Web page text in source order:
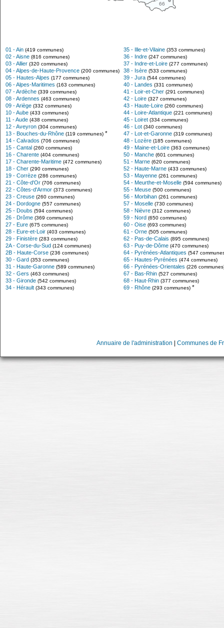
66
01 - Ain (419 communes)
02 - Aisne (816 communes)
03 - Allier (320 communes)
04 - Alpes-de-Haute-Provence (200 communes)
05 - Hautes-Alpes (177 communes)
06 - Alpes-Maritimes (163 communes)
07 - Ardèche (339 communes)
08 - Ardennes (463 communes)
09 - Ariège (332 communes)
10 - Aube (433 communes)
11 - Aude (438 communes)
12 - Aveyron (304 communes)
13 - Bouches-du-Rhône (119 communes) *
14 - Calvados (706 communes)
15 - Cantal (260 communes)
16 - Charente (404 communes)
17 - Charente-Maritime (472 communes)
18 - Cher (290 communes)
19 - Corrèze (286 communes)
21 - Côte-d'Or (706 communes)
22 - Côtes-d'Armor (373 communes)
23 - Creuse (260 communes)
24 - Dordogne (557 communes)
25 - Doubs (594 communes)
26 - Drôme (369 communes)
27 - Eure (675 communes)
28 - Eure-et-Loir (403 communes)
29 - Finistère (283 communes)
2A - Corse-du-Sud (124 communes)
2B - Haute-Corse (236 communes)
30 - Gard (353 communes)
31 - Haute-Garonne (589 communes)
32 - Gers (463 communes)
33 - Gironde (542 communes)
34 - Hérault (343 communes)
35 - Ille-et-Vilaine (353 communes)
36 - Indre (247 communes)
37 - Indre-et-Loire (277 communes)
38 - Isère (533 communes)
39 - Jura (544 communes)
40 - Landes (331 communes)
41 - Loir-et-Cher (291 communes)
42 - Loire (327 communes)
43 - Haute-Loire (260 communes)
44 - Loire-Atlantique (221 communes)
45 - Loiret (334 communes)
46 - Lot (340 communes)
47 - Lot-et-Garonne (319 communes)
48 - Lozère (185 communes)
49 - Maine-et-Loire (363 communes)
50 - Manche (601 communes)
51 - Marne (620 communes)
52 - Haute-Marne (433 communes)
53 - Mayenne (261 communes)
54 - Meurthe-et-Moselle (594 communes)
55 - Meuse (500 communes)
56 - Morbihan (261 communes)
57 - Moselle (730 communes)
58 - Nièvre (312 communes)
59 - Nord (650 communes)
60 - Oise (693 communes)
61 - Orne (505 communes)
62 - Pas-de-Calais (895 communes)
63 - Puy-de-Dôme (470 communes)
64 - Pyrénées-Atlantiques (547
65 - Hautes-Pyrénées (474 communes)
66 - Pyrénées-Orientales (226
67 - Bas-Rhin (527 communes)
68 - Haut-Rhin (377 communes)
69 - Rhône (293 communes) *
Annuaire de l'administration Communes de